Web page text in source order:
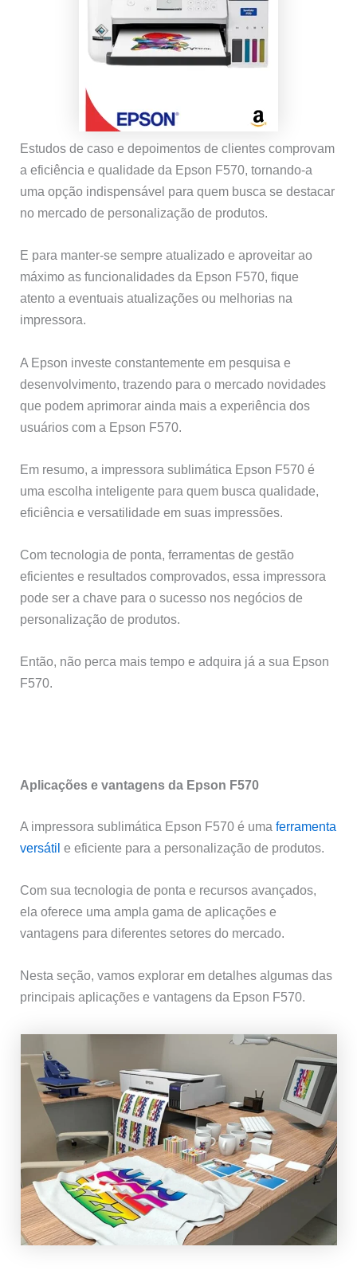
Estudos de caso e depoimentos de clientes comprovam
a eficiência e qualidade da Epson F570, tornando-a
uma opção indispensável para quem busca se destacar
no mercado de personalização de produtos.
E para manter-se sempre atualizado e aproveitar ao
máximo as funcionalidades da Epson F570, fique
atento a eventuais atualizações ou melhorias na
impressora.
A Epson investe constantemente em pesquisa e
desenvolvimento, trazendo para o mercado novidades
que podem aprimorar ainda mais a experiência dos
usuários com a Epson F570.
Em resumo, a impressora sublimática Epson F570 é
uma escolha inteligente para quem busca qualidade,
eficiência e versatilidade em suas impressões.
Com tecnologia de ponta, ferramentas de gestão
eficientes e resultados comprovados, essa impressora
pode ser a chave para o sucesso nos negócios de
personalização de produtos.
Então, não perca mais tempo e adquira já a sua Epson
F570.
Aplicações e vantagens da Epson F570
A impressora sublimática Epson F570 é umaferramenta
versátil e eficiente para a personalização de produtos.
Com sua tecnologia de ponta e recursos avançados,
ela oferece uma ampla gama de aplicações e
vantagens para diferentes setores do mercado.
Nesta seção, vamos explorar em detalhes algumas das
principais aplicações e vantagens da Epson F570.